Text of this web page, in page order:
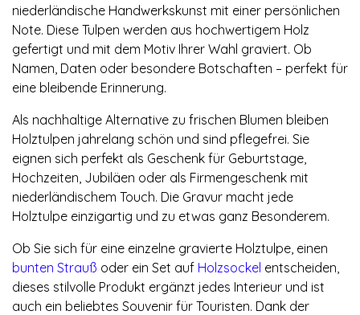
niederländische Handwerkskunst mit einer persönlichen
Note. Diese Tulpen werden aus hochwertigem Holz
gefertigt und mit dem Motiv Ihrer Wahl graviert. Ob
Namen, Daten oder besondere Botschaften – perfekt für
eine bleibende Erinnerung.
Als nachhaltige Alternative zu frischen Blumen bleiben
Holztulpen jahrelang schön und sind pflegefrei. Sie
eignen sich perfekt als Geschenk für Geburtstage,
Hochzeiten, Jubiläen oder als Firmengeschenk mit
niederländischem Touch. Die Gravur macht jede
Holztulpe einzigartig und zu etwas ganz Besonderem.
Ob Sie sich für eine einzelne gravierte Holztulpe, einen
bunten Strauß oder ein Set auf Holzsockel entscheiden,
dieses stilvolle Produkt ergänzt jedes Interieur und ist
auch ein beliebtes Souvenir für Touristen. Dank der